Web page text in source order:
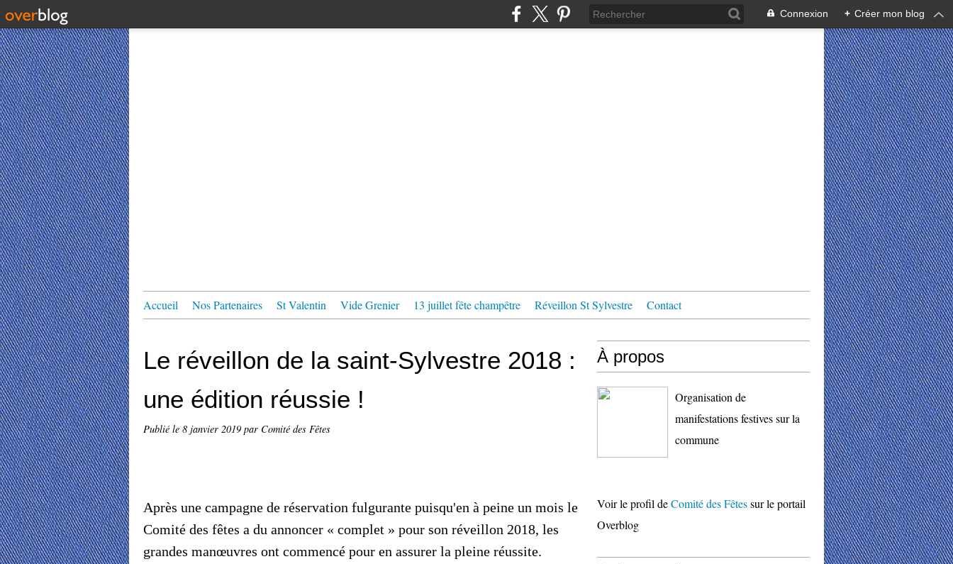
Connexion + Créer mon blog
Accueil Nos Partenaires St Valentin Vide Grenier 13 juillet fête champêtre Réveillon St Sylvestre Contact
Le réveillon de la saint-Sylvestre 2018 :
une édition réussie !
Publié le 8 janvier 2019 par Comité des Fêtes
Après une campagne de réservation fulgurante puisqu'en à peine un mois le
Comité des fêtes a du annoncer « complet » pour son réveillon 2018, les
grandes manœuvres ont commencé pour en assurer la pleine réussite.
À propos
Organisation de
manifestations festives sur la
commune
Voir le profil deComité des Fêtessur le portail
Overblog